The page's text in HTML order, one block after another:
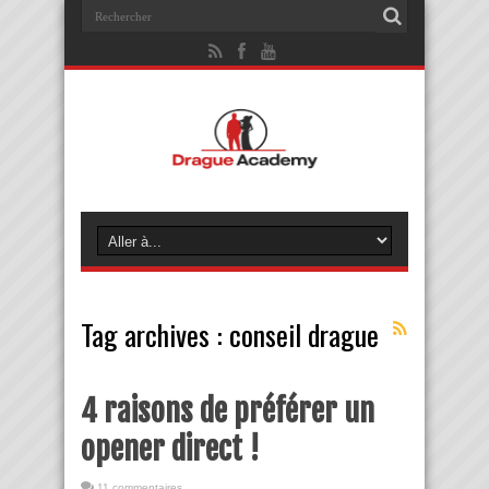
Tag archives : conseil drague
4 raisons de préférer un
opener direct !